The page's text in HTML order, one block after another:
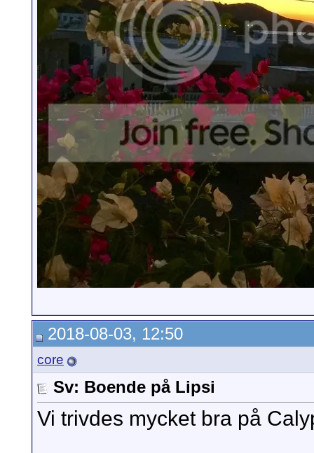
2018-08-03, 12:50
core
Sv: Boende på Lipsi
Vi trivdes mycket bra på